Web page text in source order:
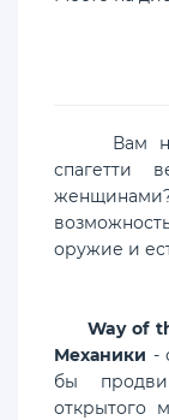
Вам
спагетти
оружие и
Way of
Механики -
бы
открытого